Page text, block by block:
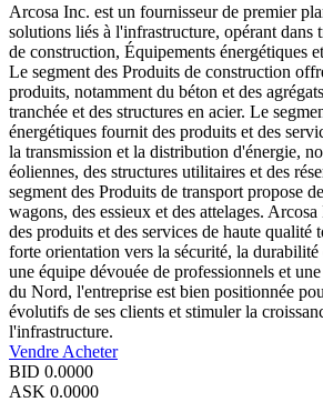
Arcosa Inc. est un fournisseur de premier
solutions liés à l'infrastructure, opérant dans
de construction, Équipements énergétiques
Le segment des Produits de construction
produits, notamment du béton et des
tranchée et des structures en acier. Le
énergétiques fournit des produits et des
la transmission et la distribution d'énergie,
éoliennes, des structures utilitaires et des
segment des Produits de transport propose
wagons, des essieux et des attelages.
des produits et des services de haute qualité
forte orientation vers la sécurité, la
une équipe dévouée de professionnels et
du Nord, l'entreprise est bien positionnée
évolutifs de ses clients et stimuler la
l'infrastructure.
Vendre Acheter
BID 0.0000
ASK 0.0000